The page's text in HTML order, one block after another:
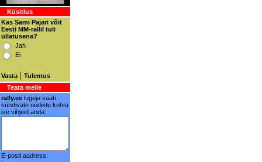
Küsitlus
Kas Sami Pajari võit
Eesti MM-rallil tuli
üllatusena?
Jah
Ei
Vasta | Tulemus
Teata meile
rally.ee lugeja saab
sündivate uudiste kohta
ise vihjeid anda:
E-posti aadress: